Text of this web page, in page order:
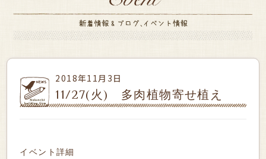
2018年11月3日
11/27(火) 多肉植物寄せ植え
イベント詳細